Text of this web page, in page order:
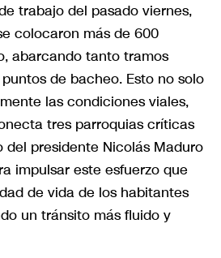
trabajo del pasado viernes,
colocaron más de 600
abarcando tanto tramos
de bacheo. Esto no solo
las condiciones viales,
tres parroquias críticas
del presidente Nicolás Maduro
impulsar este esfuerzo que
de vida de los habitantes
un tránsito más fluido y